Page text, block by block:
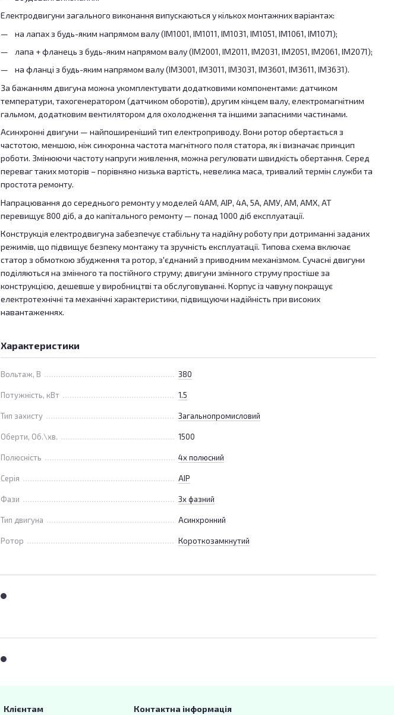
Електродвигуни загального виконання випускаються у кількох монтажних варіантах:
на лапах з будь-яким напрямом валу (IM1001, IM1011, IM1031, IM1051, IM1061, IM1071);
лапа + фланець з будь-яким напрямом валу (IM2001, IM2011, IM2031, IM2051, IM2061, IM2071);
на фланці з будь-яким напрямом валу (IM3001, IM3011, IM3031, IM3601, IM3611, IM3631).
За бажанням двигуна можна укомплектувати додатковими компонентами: датчиком
температури, тахогенератором (датчиком оборотів), другим кінцем валу, електромагнітним
гальмом, додатковим вентилятором для охолодження та іншими запасними частинами.
Асинхронні двигуни — найпоширеніший тип електроприводу. Вони ротор обертається з
частотою, меншою, ніж синхронна частота магнітного поля статора, як і визначає принцип
роботи. Змінюючи частоту напруги живлення, можна регулювати швидкість обертання. Серед
переваг таких моторів – порівняно низька вартість, невелика маса, тривалий термін служби та
простота ремонту.
Напрацювання до середнього ремонту у моделей 4АМ, АІР, 4А, 5А, АМУ, АМ, АМХ, АТ
перевищує 800 діб, а до капітального ремонту — понад 1000 діб експлуатації.
Конструкція електродвигуна забезпечує стабільну та надійну роботу при дотриманні заданих
режимів, що підвищує безпеку монтажу та зручність експлуатації. Типова схема включає
статор з обмоткою збудження та ротор, з'єднаний з приводним механізмом. Сучасні двигуни
поділяються на змінного та постійного струму; двигуни змінного струму простіше за
конструкцією, дешевше у виробництві та обслуговуванні. Корпус із чавуну покращує
електротехнічні та механічні характеристики, підвищуючи надійність при високих
навантаженнях.
Характеристики
Вольтаж, В 380
Потужність, кВт 1.5
Тип захисту Загальнопромисловий
Оберти, Об.\хв. 1500
Полюсність 4х полюсний
Серія АІР
Фази 3х фазний
Тип двигуна Асинхронний
Ротор Короткозамкнутий
Клієнтам Контактна інформація